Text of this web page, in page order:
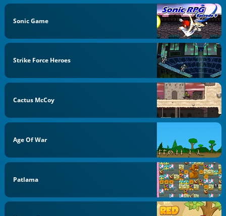
Sonic Game
Strike Force Heroes
Cactus McCoy
Age Of War
Patlama